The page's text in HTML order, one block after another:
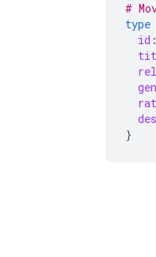
#
type
id :
}